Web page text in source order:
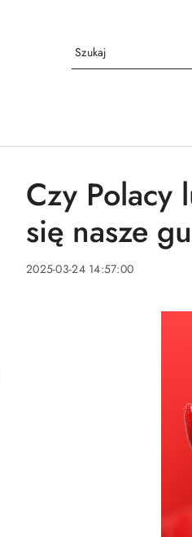
Czy Polacy
się nasze
2025-03-24 14:57:00